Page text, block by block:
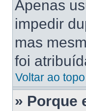
Apenas
impedir
mas
foi
Voltar ao topo
» Porque